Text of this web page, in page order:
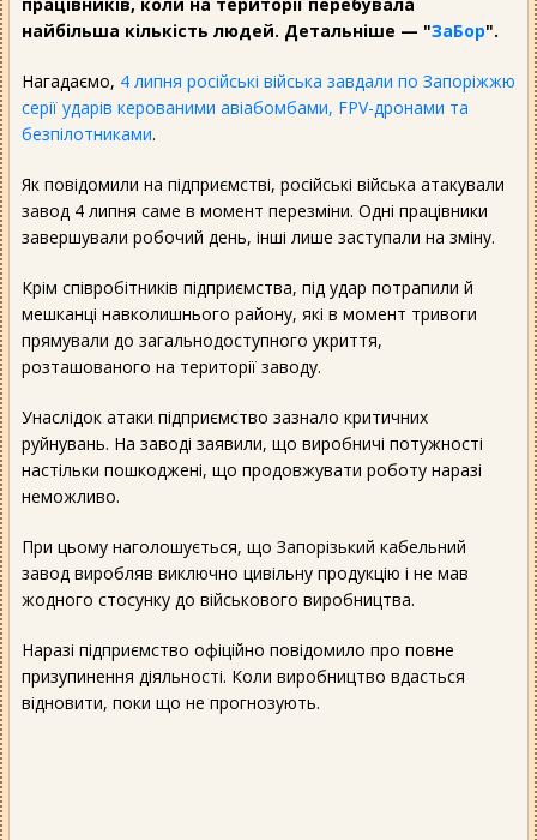
найбільша кількість людей. Детальніше — "ЗаБор".
Нагадаємо, 4 липня російські війська завдали по Запоріжжю
серії ударів керованими авіабомбами, FPV-дронами та
безпілотниками.
Як повідомили на підприємстві, російські війська атакували
завод 4 липня саме в момент перезміни. Одні працівники
завершували робочий день, інші лише заступали на зміну.
Крім співробітників підприємства, під удар потрапили й
мешканці навколишнього району, які в момент тривоги
прямували до загальнодоступного укриття,
розташованого на території заводу.
Унаслідок атаки підприємство зазнало критичних
руйнувань. На заводі заявили, що виробничі потужності
настільки пошкоджені, що продовжувати роботу наразі
неможливо.
При цьому наголошується, що Запорізький кабельний
завод виробляв виключно цивільну продукцію і не мав
жодного стосунку до військового виробництва.
Наразі підприємство офіційно повідомило про повне
призупинення діяльності. Коли виробництво вдасться
відновити, поки що не прогнозують.